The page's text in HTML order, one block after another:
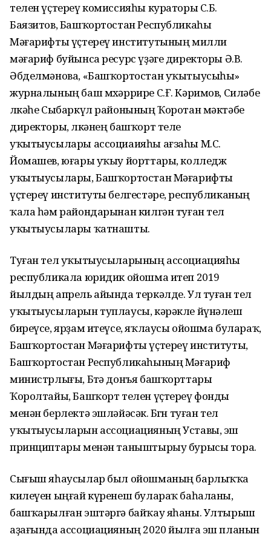
телен үҫтереү комиссияһы кураторы С.Б.
Баязитов, Башҡортостан Республикаһы
Мәғарифты үҫтереү институтының милли
мәғариф буйынса ресурс үҙәге директоры Ә.В.
Әбделмәнова, «Башҡортостан уҡытыусыһы»
журналының баш мөхәррире С.Ғ. Кәримов, Силәбе
өлкәһе Сыбаркүл районының Ҡоротан мәктәбе
директоры, өлкәнең башҡорт теле
уҡытыусылары ассоциаияһы ағзаһы М.С.
Йомашев, юғары уҡыу йорттары, колледж
уҡытыусылары, Башҡортостан Мәғарифты
үҫтереү институты белгестәре, республиканың
ҡала һәм райондарынан килгән туған тел
уҡытыусылары ҡатнашты.
Туған тел уҡытыусыларының ассоциацияһы
республикала юридик ойошма итеп 2019
йылдың апрель айында теркәлде. Ул туған тел
уҡытыусыларын туплаусы, кәрәкле йүнәлеш
биреүсе, ярҙам итеүсе, яҡлаусы ойошма булараҡ,
Башҡортостан Мәғарифты үҫтереү институты,
Башҡортостан Республикаһының Мәғариф
министрлығы, Бөтә донъя башҡорттары
Ҡоролтайы, Башҡорт телен үҫтереү фонды
менән берлектә эшләйәсәк. Бөгөн туған тел
уҡытыусыларын ассоциацияның Уставы, эш
принциптары менән таныштырыу бурысы тора.
Сығыш яһаусылар был ойошманың барлыҡҡа
килеүен ыңғай күренеш булараҡ баһаланы,
башҡарылған эштәргә байҡау яһаны. Ултырыш
аҙағында ассоциацияның 2020 йылға эш планын